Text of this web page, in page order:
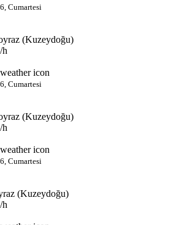
Cumartesi
(Kuzeydoğu)
h
Cumartesi
(Kuzeydoğu)
h
Cumartesi
(Kuzeydoğu)
h